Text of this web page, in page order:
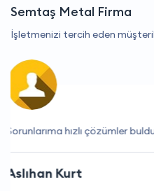
Semtaş Metal Firma
İşletmenizi tercih eden
Firma ile çalışmak çok keyifli
Koray Karataş